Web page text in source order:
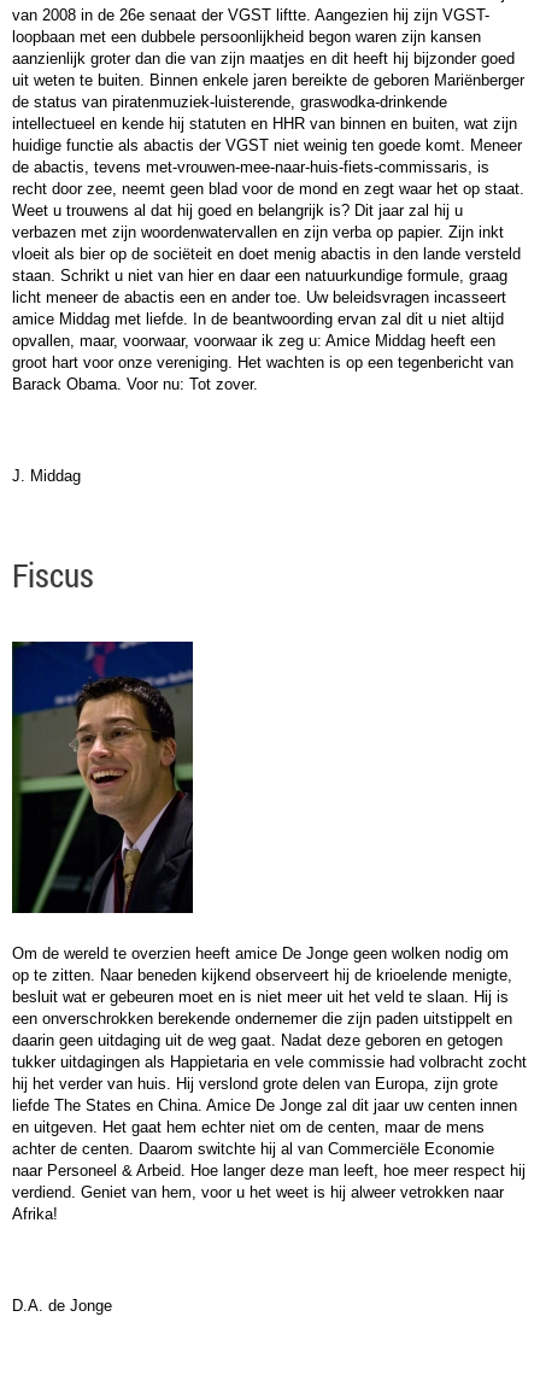
van 2008 in de 26e senaat der VGST liftte. Aangezien hij zijn VGST-
loopbaan met een dubbele persoonlijkheid begon waren zijn kansen
aanzienlijk groter dan die van zijn maatjes en dit heeft hij bijzonder goed
uit weten te buiten. Binnen enkele jaren bereikte de geboren Mariënberger
de status van piratenmuziek-luisterende, graswodka-drinkende
intellectueel en kende hij statuten en HHR van binnen en buiten, wat zijn
huidige functie als abactis der VGST niet weinig ten goede komt. Meneer
de abactis, tevens met-vrouwen-mee-naar-huis-fiets-commissaris, is
recht door zee, neemt geen blad voor de mond en zegt waar het op staat.
Weet u trouwens al dat hij goed en belangrijk is? Dit jaar zal hij u
verbazen met zijn woordenwatervallen en zijn verba op papier. Zijn inkt
vloeit als bier op de sociëteit en doet menig abactis in den lande versteld
staan. Schrikt u niet van hier en daar een natuurkundige formule, graag
licht meneer de abactis een en ander toe. Uw beleidsvragen incasseert
amice Middag met liefde. In de beantwoording ervan zal dit u niet altijd
opvallen, maar, voorwaar, voorwaar ik zeg u: Amice Middag heeft een
groot hart voor onze vereniging. Het wachten is op een tegenbericht van
Barack Obama. Voor nu: Tot zover.
J. Middag
Fiscus
Om de wereld te overzien heeft amice De Jonge geen wolken nodig om
op te zitten. Naar beneden kijkend observeert hij de krioelende menigte,
besluit wat er gebeuren moet en is niet meer uit het veld te slaan. Hij is
een onverschrokken berekende ondernemer die zijn paden uitstippelt en
daarin geen uitdaging uit de weg gaat. Nadat deze geboren en getogen
tukker uitdagingen als Happietaria en vele commissie had volbracht zocht
hij het verder van huis. Hij verslond grote delen van Europa, zijn grote
liefde The States en China. Amice De Jonge zal dit jaar uw centen innen
en uitgeven. Het gaat hem echter niet om de centen, maar de mens
achter de centen. Daarom switchte hij al van Commerciële Economie
naar Personeel & Arbeid. Hoe langer deze man leeft, hoe meer respect hij
verdiend. Geniet van hem, voor u het weet is hij alweer vetrokken naar
Afrika!
D.A. de Jonge